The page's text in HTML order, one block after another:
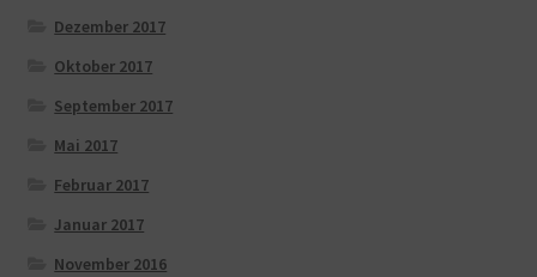
Dezember 2017
Oktober 2017
September 2017
Mai 2017
Februar 2017
Januar 2017
November 2016